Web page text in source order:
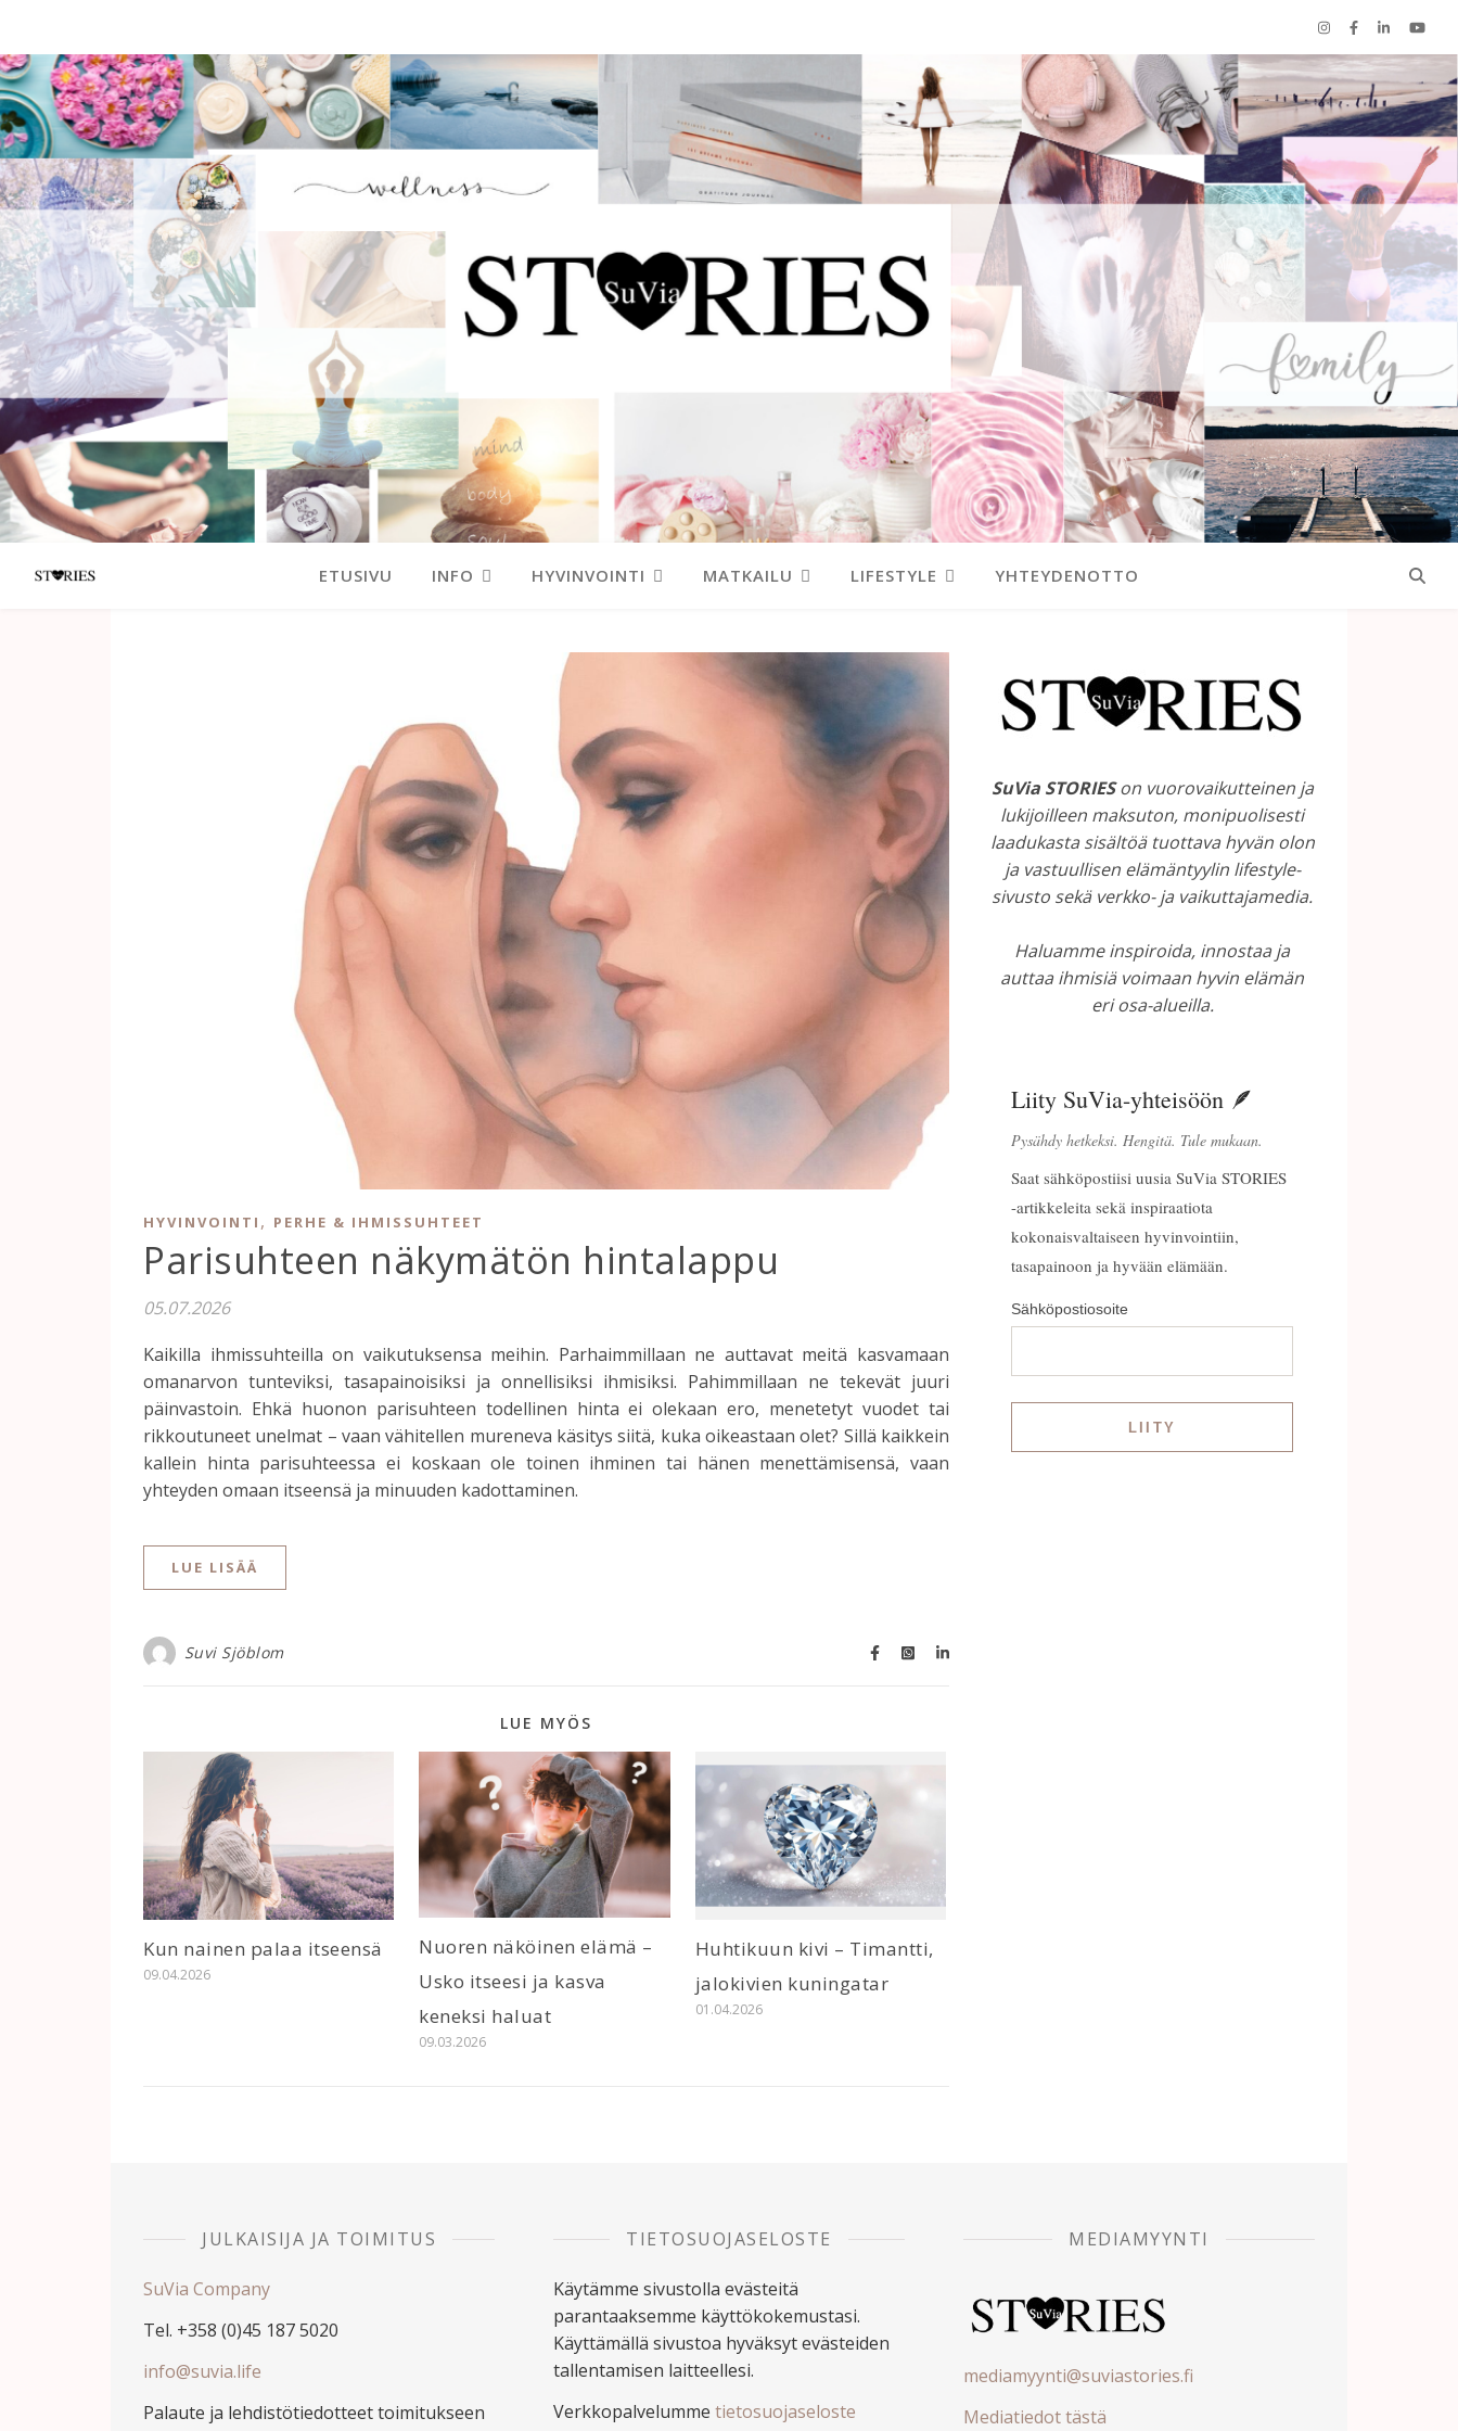
ETUSIVU INFO HYVINVOINTI MATKAILU LIFESTYLE YHTEYDENOTTO
HYVINVOINTI , PERHE & IHMISSUHTEET
Parisuhteen näkymätön hintalappu
05.07.2026
Kaikilla ihmissuhteilla on vaikutuksensa meihin. Parhaimmillaan ne auttavat meitä kasvamaan
omanarvon tunteviksi, tasapainoisiksi ja onnellisiksi ihmisiksi. Pahimmillaan ne tekevät juuri
päinvastoin. Ehkä huonon parisuhteen todellinen hinta ei olekaan ero, menetetyt vuodet tai
rikkoutuneet unelmat – vaan vähitellen mureneva käsitys siitä, kuka oikeastaan olet? Sillä kaikkein
kallein hinta parisuhteessa ei koskaan ole toinen ihminen tai hänen menettämisensä, vaan
yhteyden omaan itseensä ja minuuden kadottaminen.
LUE LISÄÄ
Suvi Sjöblom
LUE MYÖS
Kun nainen palaa itseensä
09.04.2026
Nuoren näköinen elämä –
Usko itseesi ja kasva
keneksi haluat
09.03.2026
Huhtikuun kivi – Timantti,
jalokivien kuningatar
01.04.2026
SuVia STORIESon vuorovaikutteinen ja
lukijoilleen maksuton, monipuolisesti
laadukasta sisältöä tuottava hyvän olon
ja vastuullisen elämäntyylin lifestyle-
sivusto sekä verkko- ja vaikuttajamedia.
Haluamme inspiroida, innostaa ja
auttaa ihmisiä voimaan hyvin elämän
eri osa-alueilla.
Liity SuVia-yhteisöön 🪶
Pysähdy hetkeksi. Hengitä. Tule mukaan.
Saat sähköpostiisi uusia SuVia STORIES
-artikkeleita sekä inspiraatiota
kokonaisvaltaiseen hyvinvointiin,
tasapainoon ja hyvään elämään.
Sähköpostiosoite
JULKAISIJA JA TOIMITUS
SuVia Company
Tel. +358 (0)45 187 5020
info@suvia.life
Palaute ja lehdistötiedotteet toimitukseen
TIETOSUOJASELOSTE
Käytämme sivustolla evästeitä
parantaaksemme käyttökokemustasi.
Käyttämällä sivustoa hyväksyt evästeiden
tallentamisen laitteellesi.
Verkkopalvelumme tietosuojaseloste
MEDIAMYYNTI
mediamyynti@suviastories.fi
Mediatiedot tästä